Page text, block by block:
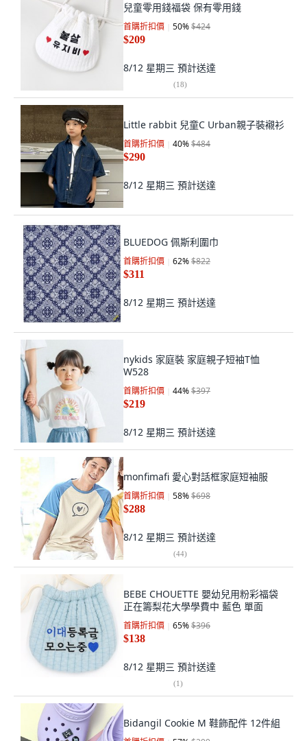
兒童零用錢福袋 保有零用錢
首購折扣價 50%$424
$209
8/12 星期三 預計送達
(18)
Little rabbit 兒童C Urban親子裝襯衫
首購折扣價 40%$484
$290
8/12 星期三 預計送達
BLUEDOG 佩斯利圍巾
首購折扣價 62%$822
$311
8/12 星期三 預計送達
nykids 家庭裝 家庭親子短袖T恤
W528
首購折扣價 44%$397
$219
8/12 星期三 預計送達
monfimafi 愛心對話框家庭短袖服
首購折扣價 58%$698
$288
8/12 星期三 預計送達
(44)
BEBE CHOUETTE 嬰幼兒用粉彩福袋
正在籌梨花大學學費中 藍色 單面
首購折扣價 65%$396
$138
8/12 星期三 預計送達
(1)
Bidangil Cookie M 鞋飾配件 12件組